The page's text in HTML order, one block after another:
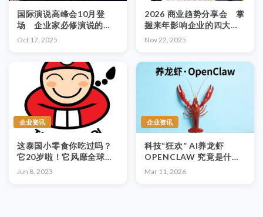
国际演说高峰会10月登
场 企业家必修演说的力
量
Oct 17, 2025
2026 商业趋势分享会 掌
握来年影响企业的四大趋
势
Nov 22, 2025
企业资讯
这泰国小零食你吃过吗？
它20岁啦！它风靡全球的
秘诀是什么？
Jun 8, 2023
企业资讯
科技“狂欢” AI养龙虾
OPENCLAW 究竟是什
么？
Mar 11, 2026